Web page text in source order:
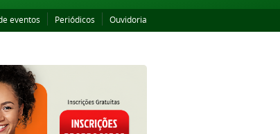
eventos Periódicos Ouvidoria